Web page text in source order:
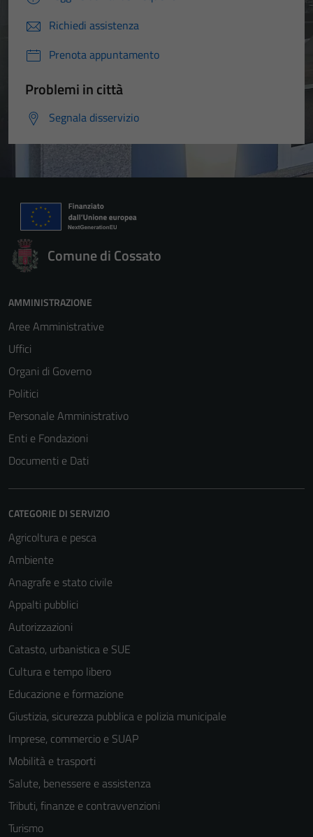
Richiedi assistenza
Prenota appuntamento
Problemi in città
Segnala disservizio
Comune di Cossato
AMMINISTRAZIONE
Aree Amministrative
Uffici
Organi di Governo
Politici
Personale Amministrativo
Enti e Fondazioni
Documenti e Dati
CATEGORIE DI SERVIZIO
Agricoltura e pesca
Ambiente
Anagrafe e stato civile
Appalti pubblici
Autorizzazioni
Catasto, urbanistica e SUE
Cultura e tempo libero
Educazione e formazione
Giustizia, sicurezza pubblica e polizia municipale
Imprese, commercio e SUAP
Mobilità e trasporti
Salute, benessere e assistenza
Tributi, finanze e contravvenzioni
Turismo